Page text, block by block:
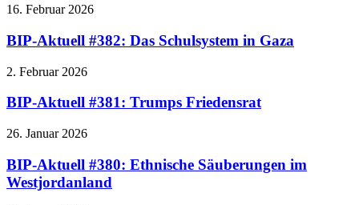
16. Februar 2026
BIP-Aktuell #382: Das Schulsystem in Gaza
2. Februar 2026
BIP-Aktuell #381: Trumps Friedensrat
26. Januar 2026
BIP-Aktuell #380: Ethnische Säuberungen im
Westjordanland